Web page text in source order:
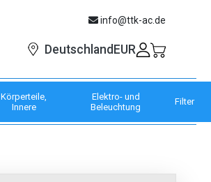
info@ttk-ac.de
Deutschland EUR
Körperteile,
Innere
Elektro- und
Beleuchtung
Filter